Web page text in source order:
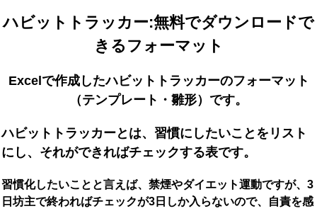
ハビットトラッカー:無料でダウンロードで
きるフォーマット
Excelで作成したハビットトラッカーのフォーマット
（テンプレート・雛形）です。
ハビットトラッカーとは、習慣にしたいことをリスト
にし、それができればチェックする表です。
習慣化したいことと言えば、禁煙やダイエット運動ですが、3
日坊主で終わればチェックが3日しか入らないので、自責を感